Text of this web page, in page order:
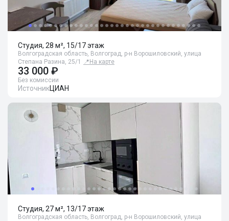
Студия, 28 м², 15/17 этаж
Волгоградская область, Волгоград, р-н Ворошиловский, улица
Степана Разина, 25/1
📍 На карте
33 000 ₽
Без комиссии
ИсточникЦИАН
Студия, 27 м², 13/17 этаж
Волгоградская область, Волгоград, р-н Ворошиловский, улица